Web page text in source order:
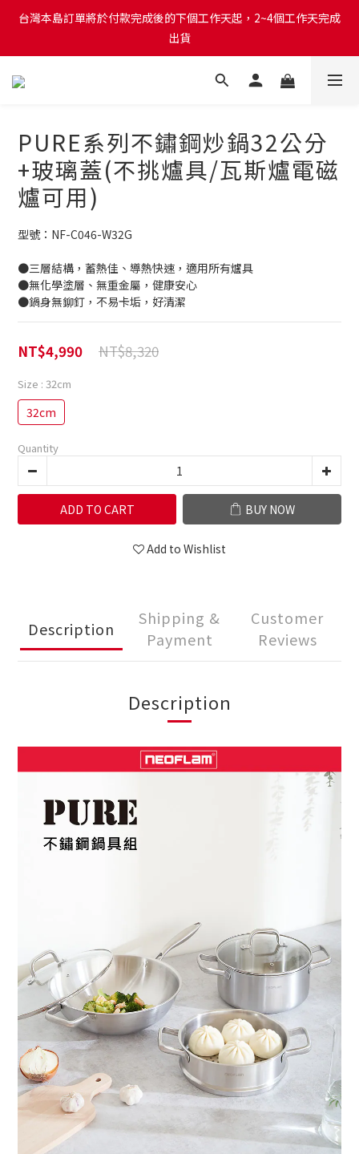
台灣本島訂單將於付款完成後的下個工作天起，2~4個工作天完成
出貨
台灣本島訂單將於付款完成後的下個工作天起，2~4個工作天完成
出貨
台灣本島消費滿$999免運費
台灣本島訂單將於付款完成後的下個工作天起，2~4個工作天完成
出貨
PURE系列不鏽鋼炒鍋32公分
+玻璃蓋(不挑爐具/瓦斯爐電磁
爐可用)
型號：NF-C046-W32G
●三層結構，蓄熱佳、導熱快速，適用所有爐具
●無化學塗層、無重金屬，健康安心
●鍋身無鉚釘，不易卡垢，好清潔
NT$8,320
NT$4,990
Size : 32cm
32cm
Quantity
ADD TO CART BUY NOW
Add to Wishlist
Description
Shipping &
Payment
Customer
Reviews
Description